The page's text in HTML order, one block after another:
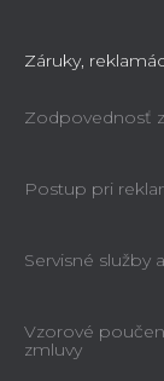
Záruky,
Zodpovednosť
Postup pri
Servisné služby
Vzorové
zmluvy